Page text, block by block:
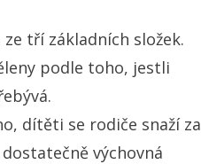
tří základních složek.
podle toho, jestli
dítěti se rodiče snaží za
výchovná